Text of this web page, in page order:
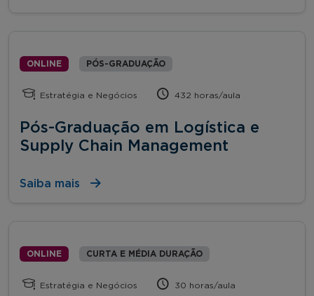
ONLINE PÓS-GRADUAÇÃO
Estratégia e Negócios 432 horas/aula
Pós-Graduação em Logística e
Supply Chain Management
Saiba mais
ONLINE CURTA E MÉDIA DURAÇÃO
Estratégia e Negócios 30 horas/aula